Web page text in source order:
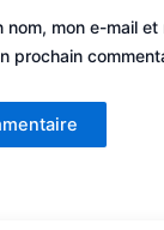
nom, mon e-mail
prochain